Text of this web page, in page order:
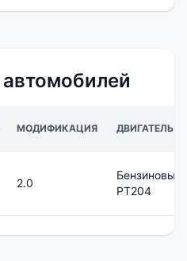
МОДИФИКАЦИЯ ДВИГАТЕЛЬ
2.0
Бензиновый
PT204